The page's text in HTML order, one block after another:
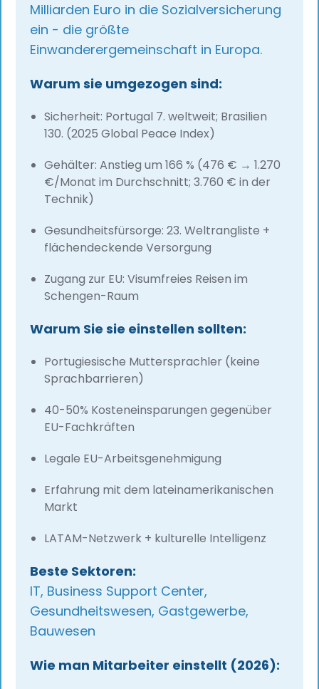
Milliarden Euro in die Sozialversicherung
ein - die größte
Einwanderergemeinschaft in Europa.
Warum sie umgezogen sind:
Sicherheit: Portugal 7. weltweit; Brasilien
130. (2025 Global Peace Index)
Gehälter: Anstieg um 166 % (476 € → 1.270
€/Monat im Durchschnitt; 3.760 € in der
Technik)
Gesundheitsfürsorge: 23. Weltrangliste +
flächendeckende Versorgung
Zugang zur EU: Visumfreies Reisen im
Schengen-Raum
Warum Sie sie einstellen sollten:
Portugiesische Muttersprachler (keine
Sprachbarrieren)
40-50% Kosteneinsparungen gegenüber
EU-Fachkräften
Legale EU-Arbeitsgenehmigung
Erfahrung mit dem lateinamerikanischen
Markt
LATAM-Netzwerk + kulturelle Intelligenz
Beste Sektoren:
IT, Business Support Center,
Gesundheitswesen, Gastgewerbe,
Bauwesen
Wie man Mitarbeiter einstellt (2026):